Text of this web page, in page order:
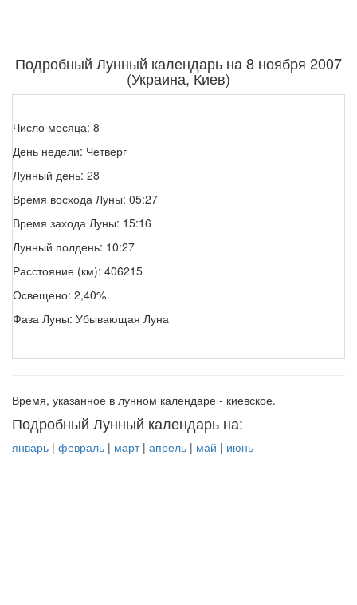
Подробный Лунный календарь на 8 ноября 2007
(Украина, Киев)
Число месяца: 8
День недели: Четверг
Лунный день: 28
Время восхода Луны: 05:27
Время захода Луны: 15:16
Лунный полдень: 10:27
Расстояние (км): 406215
Освещено: 2,40%
Фаза Луны: Убывающая Луна
Время, указанное в лунном календаре - киевское.
Подробный Лунный календарь на:
январь | февраль | март| апрель | май | июнь